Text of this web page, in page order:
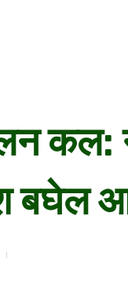
कल:
बघेल